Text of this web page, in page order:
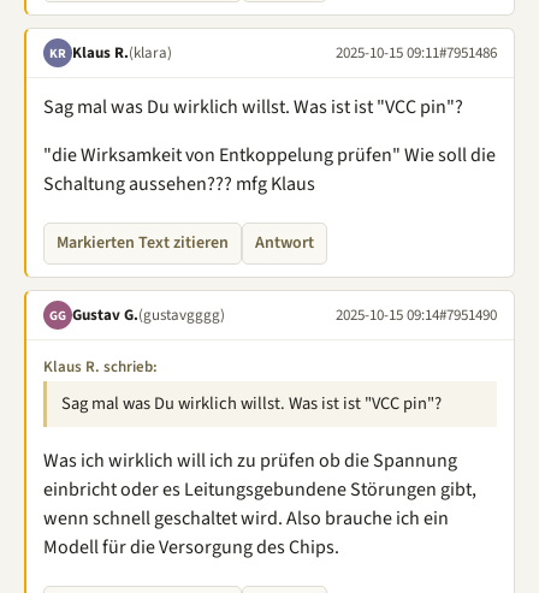
KR Klaus R.(klara) 2025-10-15 09:11#7951486
Sag mal was Du wirklich willst. Was ist ist "VCC pin"?
"die Wirksamkeit von Entkoppelung prüfen" Wie soll die
Schaltung aussehen??? mfg Klaus
Markierten Text zitieren Antwort
GG Gustav G.(gustavgggg) 2025-10-15 09:14#7951490
Klaus R. schrieb:
Sag mal was Du wirklich willst. Was ist ist "VCC pin"?
Was ich wirklich will ich zu prüfen ob die Spannung
einbricht oder es Leitungsgebundene Störungen gibt,
wenn schnell geschaltet wird. Also brauche ich ein
Modell für die Versorgung des Chips.